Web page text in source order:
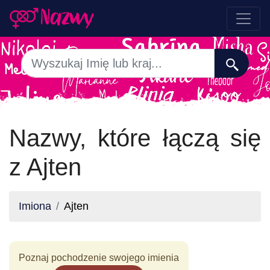
Nazwy, które łączą się
z Ajten
Imiona Ajten
Poznaj pochodzenie swojego imienia